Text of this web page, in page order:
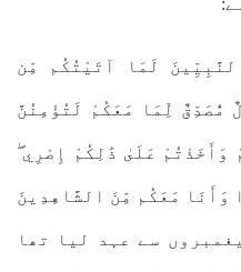
لَمَا آتَيْتُكُم مِّن
مُّصَدِّقٌ لِّمَا مَعَكُمْ لَتُؤْمِنُنَّ
وَأَخَذْتُمْ عَلَىٰ ذَٰلِكُمْ إِصْرِي
وَأَنَا مَعَكُم مِّنَ الشَّاهِدِينَ
سے عہد لیا تھا